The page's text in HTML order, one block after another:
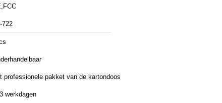
722
professionele pakket van de kartondoos
werkdagen